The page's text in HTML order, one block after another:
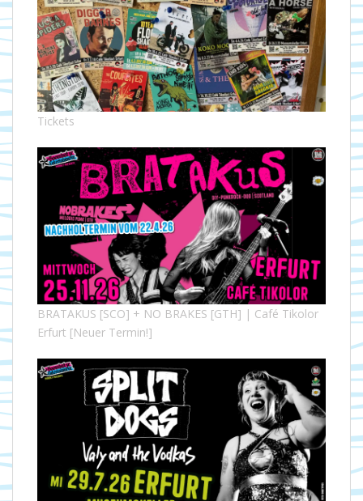
Tickets
BRATAKUS [SCO] + NO BRAKES [GTH] | Café Tikolor
Erfurt [Neuer Termin!]